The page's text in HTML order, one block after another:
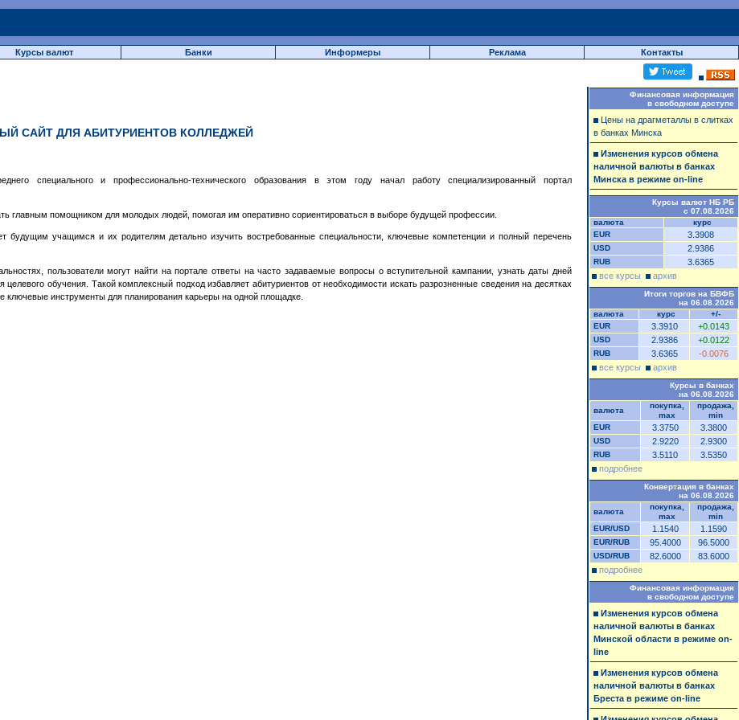
Курсы валют Банки Информеры Реклама Контакты
САЙТ ДЛЯ АБИТУРИЕНТОВ КОЛЛЕДЖЕЙ
специального и профессионально-технического образования в этом году начал работу специализированный портал
главным помощником для молодых людей, помогая им оперативно сориентироваться в выборе будущей профессии.
будущим учащимся и их родителям детально изучить востребованные специальности, ключевые компетенции и полный перечень
пользователи могут найти на портале ответы на часто задаваемые вопросы о вступительной кампании, узнать даты дней
целевого обучения. Такой комплексный подход избавляет абитуриентов от необходимости искать разрозненные сведения на десятках
ключевые инструменты для планирования карьеры на одной площадке.
Финансовая информация
в свободном доступе
Цены на драгметаллы в слитках
в банках Минска
Изменения курсов обмена
наличной валюты в банках
Минска в режиме on-line
Курсы валют НБ РБ
с 07.08.2026
валюта
курс
EUR
3.3908
USD 2.9386
RUB
3.6365
все курсы
архив
Итоги торгов на БВФБ
на 06.08.2026
валюта
курс
+/-
EUR
3.3910 +0.0143
USD 2.9386 +0.0122
RUB 3.6365
-0.0076
все курсы
архив
Курсы в банках
на 06.08.2026
валюта
покупка,
max
продажа,
min
EUR
3.3750 3.3800
USD 2.9220 2.9300
RUB 3.5110
3.5350
подробнее
Конвертация в банках
на 06.08.2026
валюта
покупка,
max
продажа,
min
EUR/USD
1.1540 1.1590
EUR/RUB 95.4000 96.5000
USD/RUB 82.6000
83.6000
подробнее
Финансовая информация
в свободном доступе
Изменения курсов обмена
наличной валюты в банках
Минской области в режиме on-
line
Изменения курсов обмена
наличной валюты в банках
Бреста в режиме on-line